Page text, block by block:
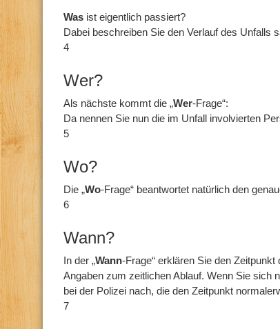
Was ist eigentlich passiert?
Dabei beschreiben Sie den Verlauf des Unfalls
4
Wer?
Als nächste kommt die „Wer-Frage“:
Da nennen Sie nun die im Unfall involvierten
5
Wo?
Die „Wo-Frage“ beantwortet natürlich den
6
Wann?
In der „Wann-Frage“ erklären Sie den
Angaben zum zeitlichen Ablauf. Wenn Sie sich
bei der Polizei nach, die den Zeitpunkt
7